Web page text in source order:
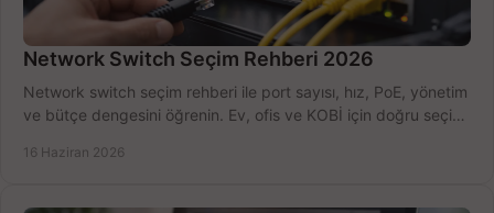
Network Switch Seçim Rehberi 2026
Network switch seçim rehberi ile port sayısı, hız, PoE, yönetim
ve bütçe dengesini öğrenin. Ev, ofis ve KOBİ için doğru seçimi
16 Haziran 2026